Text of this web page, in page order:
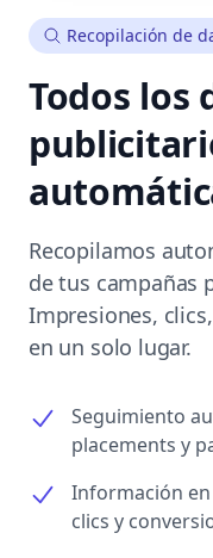
Recopilación de
Todos los
Recopilamos
de tus campañas
Impresiones,
en un solo lugar.
Seguimiento
placements y
Información
clics y